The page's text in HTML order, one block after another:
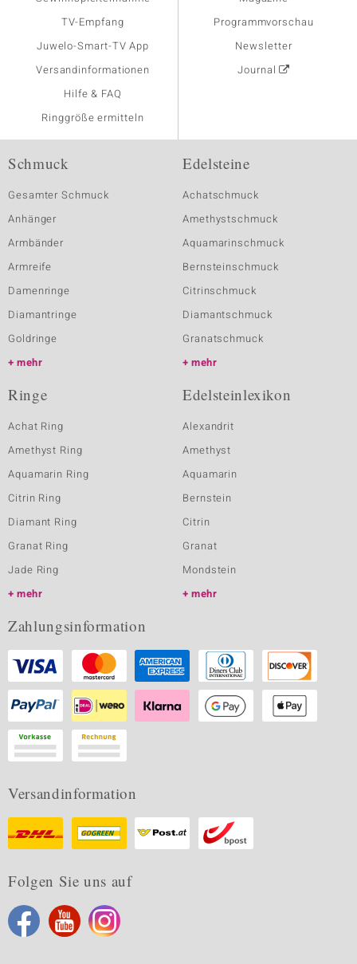
TV-Empfang
Juwelo-Smart-TV App
Versandinformationen
Hilfe & FAQ
Ringgröße ermitteln
Programmvorschau
Newsletter
Journal
Schmuck
Gesamter Schmuck
Anhänger
Armbänder
Armreife
Damenringe
Diamantringe
Goldringe
mehr
Edelsteine
Achatschmuck
Amethystschmuck
Aquamarinschmuck
Bernsteinschmuck
Citrinschmuck
Diamantschmuck
Granatschmuck
mehr
Ringe
Achat Ring
Amethyst Ring
Aquamarin Ring
Citrin Ring
Diamant Ring
Granat Ring
Jade Ring
mehr
Edelsteinlexikon
Alexandrit
Amethyst
Aquamarin
Bernstein
Citrin
Granat
Mondstein
mehr
Zahlungsinformation
Versandinformation
Folgen Sie uns auf